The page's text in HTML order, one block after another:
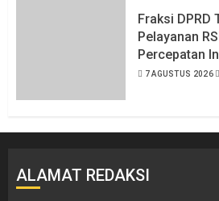
Fraksi DPRD
Pelayanan
Percepatan
7 AGUSTUS 2026
ALAMAT REDAKSI